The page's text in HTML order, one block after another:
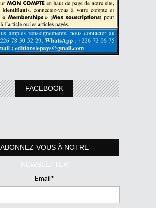
FACEBOOK
ABONNEZ-VOUS À NOTRE
NEWSLETTER
Email*